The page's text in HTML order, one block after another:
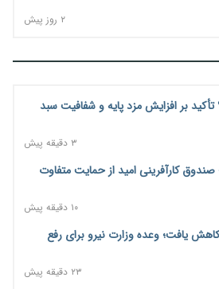
۲ روز پیش
بر افزایش مزد پایه و شفافیت سبد
۳ دقیقه پیش
صندوق کارآفرینی امید از حمایت متفاوت
۱۰ دقیقه پیش
۳۰ درصد کاهش یافت؛ وعده وزارت نیرو برای رفع
۲۳ دقیقه پیش